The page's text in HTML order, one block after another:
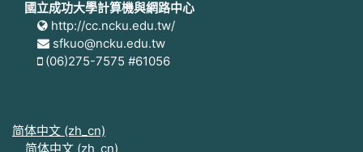
國立成功大學計算機與網路中心
http://cc.ncku.edu.tw/
sfkuo@ncku.edu.tw
(06)275-7575 #61056
简体中文 ‎(zh_cn)‎
简体中文 ‎(zh_cn)‎